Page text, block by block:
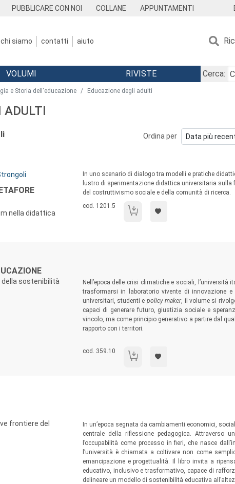
PUBBLICARE CON NOI COLLANE APPUNTAMENTI
chi siamo contatti aiuto
VOLUMI RIVISTE
Cerca:
e Storia dell'educazione Educazione degli adulti
ADULTI
Ordina per
nella didattica
Sommario:
In uno scenario di dialogo tra modelli e pratiche
lustro di sperimentazione didattica universitaria
del costruttivismo sociale e della comunità di ricerca.
Codice libro:
cod. 1201.5 Comunità di ricerca e metafore
della sostenibilità
Nell’epoca delle crisi climatiche e sociali,
trasformarsi in laboratorio vivente di innovazione
universitari, studenti e policy maker, il volume si
capaci di generare futuro, giustizia sociale e
vincolo, ma come principio generativo a partire dal
rapporto con i territori.
Codice libro:
cod. 359.10 Università, Territori, Educazione
frontiere del
In un’epoca segnata da cambiamenti economici,
centrale della riflessione pedagogica. Attraverso
l’occupabilità come processo in fieri, che nasce
l’università è chiamata a coltivare non come
emancipazione e progettualità. Il libro invita a
educativo, inclusivo e trasformativo, capace di
delineare un modello di sostenibilità educativa